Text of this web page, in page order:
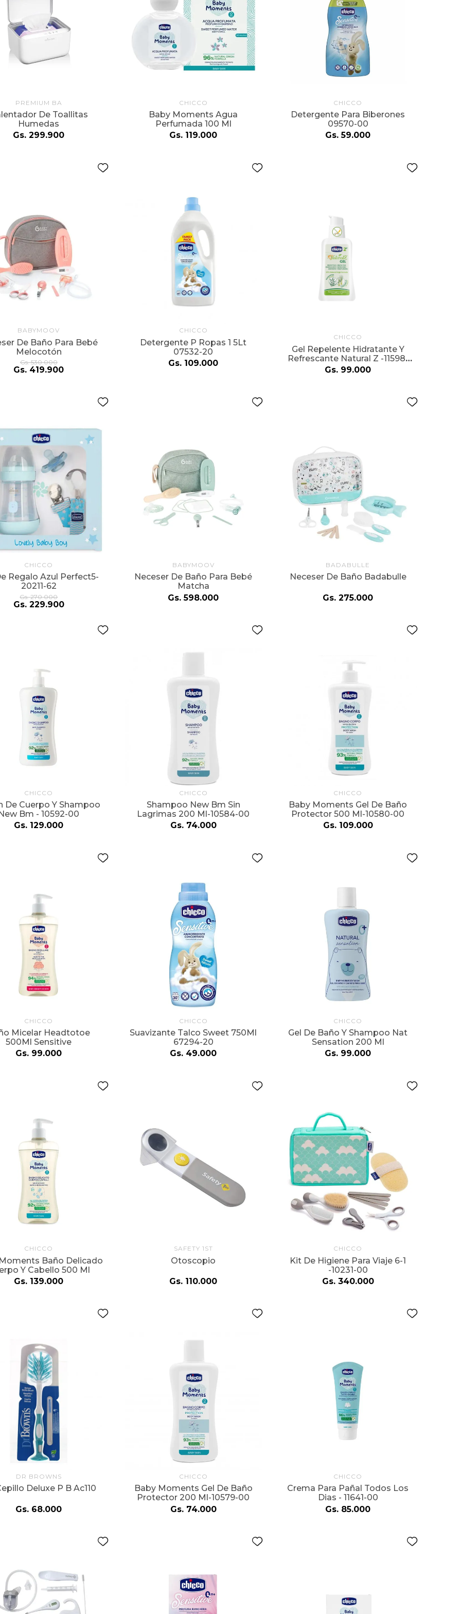
PREMIUM BA
De Toallitas
Humedas
Gs. 299.900
CHICCO
Baby Moments Agua
Perfumada 100 Ml
Gs. 119.000
CHICCO
Detergente Para Biberones
09570-00
Gs. 59.000
BABYMOOV
De Baño Para Bebé
Melocotón
Gs. 530.000
Gs. 419.900
CHICCO
Detergente P Ropas 1 5Lt
07532-20
Gs. 109.000
CHICCO
Gel Repelente Hidratante Y
Refrescante Natural Z -11598-
00
Gs. 99.000
CHICCO
Regalo Azul Perfect5-
20211-62
Gs. 270.000
Gs. 229.900
BABYMOOV
Neceser De Baño Para Bebé
Matcha
Gs. 598.000
BADABULLE
Neceser De Baño Badabulle
Gs. 275.000
CHICCO
De Cuerpo Y Shampoo
Bm - 10592-00
Gs. 129.000
CHICCO
Shampoo New Bm Sin
Lagrimas 200 Ml-10584-00
Gs. 74.000
CHICCO
Baby Moments Gel De Baño
Protector 500 Ml-10580-00
Gs. 109.000
CHICCO
Micelar Headtotoe
500Ml Sensitive
Gs. 99.000
CHICCO
Suavizante Talco Sweet 750Ml
67294-20
Gs. 49.000
CHICCO
Gel De Baño Y Shampoo Nat
Sensation 200 Ml
Gs. 99.000
CHICCO
Baño Delicado
Y Cabello 500 Ml
Gs. 139.000
SAFETY 1ST
Otoscopio
Gs. 110.000
CHICCO
Kit De Higiene Para Viaje 6-1
-10231-00
Gs. 340.000
DR BROWNS
Deluxe P B Ac110
Gs. 68.000
CHICCO
Baby Moments Gel De Baño
Protector 200 Ml-10579-00
Gs. 74.000
CHICCO
Crema Para Pañal Todos Los
Dias - 11641-00
Gs. 85.000